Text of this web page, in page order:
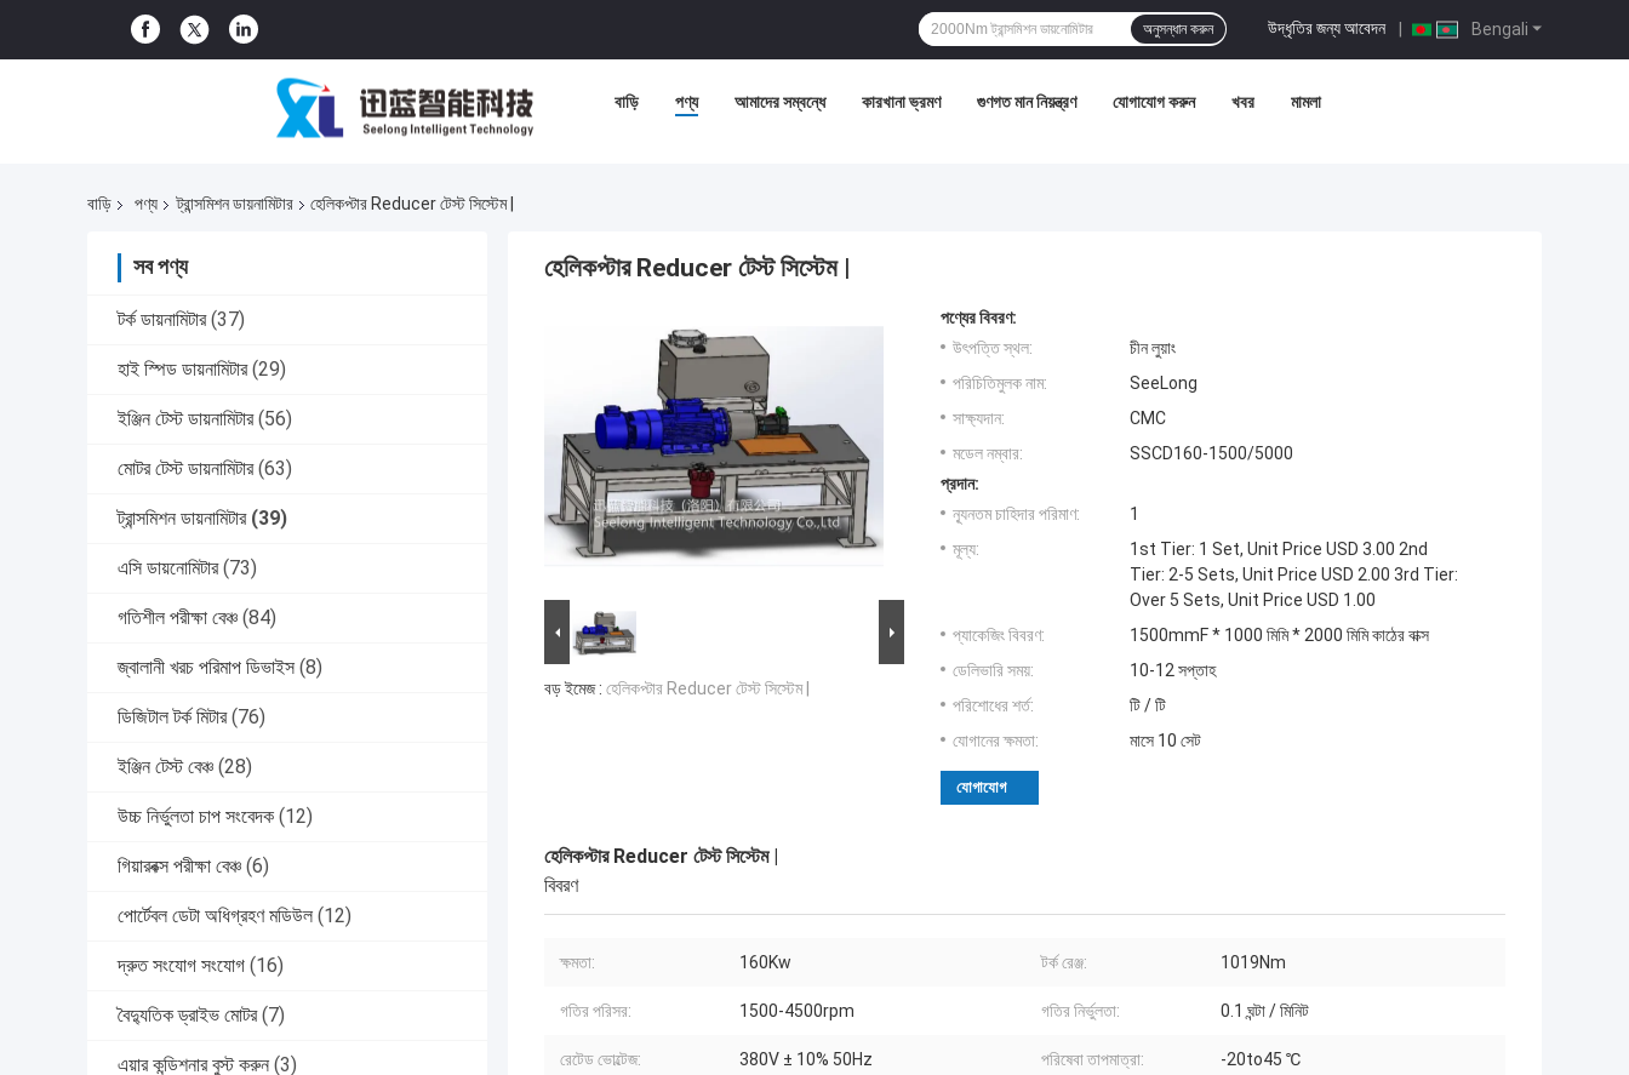
Bengali
উদ্ধৃতির জন্য আবেদন |
অনুসন্ধান করুন
বাড়ি পণ্য আমাদের সম্বন্ধে কারখানা ভ্রমণ গুণগত মান নিয়ন্ত্রণ যোগাযোগ করুন খবর মামলা
বাড়ি পণ্য ট্রান্সমিশন ডায়নামিটার হেলিকপ্টার Reducer টেস্ট সিস্টেম |
সব পণ্য
টর্ক ডায়নামিটার (37)
হাই স্পিড ডায়নামিটার (29)
ইঞ্জিন টেস্ট ডায়নামিটার (56)
মোটর টেস্ট ডায়নামিটার (63)
ট্রান্সমিশন ডায়নামিটার (39)
এসি ডায়নোমিটার (73)
গতিশীল পরীক্ষা বেঞ্চ (84)
জ্বালানী খরচ পরিমাপ ডিভাইস (8)
ডিজিটাল টর্ক মিটার (76)
ইঞ্জিন টেস্ট বেঞ্চ (28)
উচ্চ নির্ভুলতা চাপ সংবেদক (12)
গিয়ারবক্স পরীক্ষা বেঞ্চ (6)
পোর্টেবল ডেটা অধিগ্রহণ মডিউল (12)
দ্রুত সংযোগ সংযোগ (16)
বৈদ্যুতিক ড্রাইভ মোটর (7)
এয়ার কন্ডিশনার বুস্ট করুন (3)
হেলিকপ্টার Reducer টেস্ট সিস্টেম |
বড় ইমেজ : হেলিকপ্টার Reducer টেস্ট সিস্টেম |
পণ্যের বিবরণ:
উৎপত্তি স্থল:
চীন লুয়াং
পরিচিতিমুলক নাম:
SeeLong
সাক্ষ্যদান:
CMC
মডেল নম্বার:
SSCD160-1500/5000
প্রদান:
ন্যূনতম চাহিদার পরিমাণ:
1
মূল্য:
1st Tier: 1 Set, Unit Price USD 3.00 2nd
Tier: 2-5 Sets, Unit Price USD 2.00 3rd Tier:
Over 5 Sets, Unit Price USD 1.00
প্যাকেজিং বিবরণ:
1500mmF * 1000 মিমি * 2000 মিমি কাঠের বাক্স
ডেলিভারি সময়:
10-12 সপ্তাহ
পরিশোধের শর্ত:
টি / টি
যোগানের ক্ষমতা:
মাসে 10 সেট
যোগাযোগ
হেলিকপ্টার Reducer টেস্ট সিস্টেম |
বিবরণ
ক্ষমতা: 160Kw টর্ক রেঞ্জ: 1019Nm
গতির পরিসর: 1500-4500rpm গতির নির্ভুলতা: 0.1 ঘন্টা / মিনিট
রেটেড ভোল্টেজ: 380V ± 10% 50Hz পরিষেবা তাপমাত্রা: -20to45 ℃